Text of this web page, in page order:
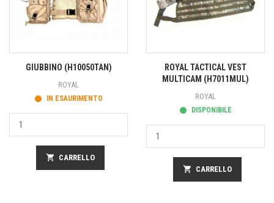
GIUBBINO (H10050TAN)
ROYAL
IN ESAURIMENTO
shopping_cart CARRELLO
ROYAL TACTICAL VEST
MULTICAM (H7011MUL)
ROYAL
DISPONIBILE
shopping_cart CARRELLO